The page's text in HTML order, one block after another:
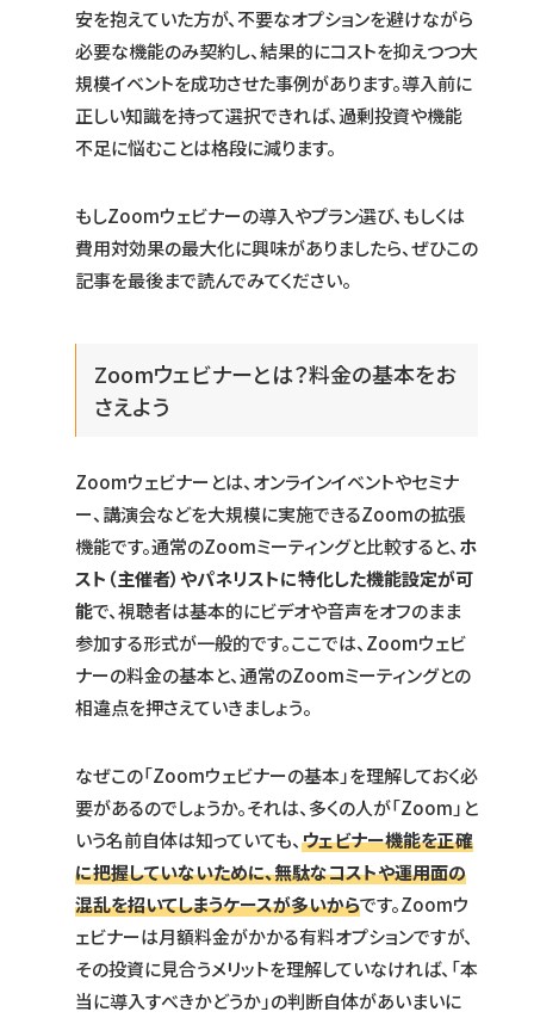
安を抱えていた方が、不要なオプションを避けながら
必要な機能のみ契約し、結果的にコストを抑えつつ大
規模イベントを成功させた事例があります。導入前に
正しい知識を持って選択できれば、過剰投資や機能
不足に悩むことは格段に減ります。
もしZoomウェビナーの導入やプラン選び、もしくは
費用対効果の最大化に興味がありましたら、ぜひこの
記事を最後まで読んでみてください。
Zoomウェビナーとは？料金の基本をお
さえよう
Zoomウェビナーとは、オンラインイベントやセミナ
ー、講演会などを大規模に実施できるZoomの拡張
機能です。通常のZoomミーティングと比較すると、ホ
スト（主催者）やパネリストに特化した機能設定が可
能で、視聴者は基本的にビデオや音声をオフのまま
参加する形式が一般的です。ここでは、Zoomウェビ
ナーの料金の基本と、通常のZoomミーティングとの
相違点を押さえていきましょう。
なぜこの「Zoomウェビナーの基本」を理解しておく必
要があるのでしょうか。それは、多くの人が「Zoom」と
いう名前自体は知っていても、ウェビナー機能を正確
に把握していないために、無駄なコストや運用面の
混乱を招いてしまうケースが多いからです。Zoomウ
ェビナーは月額料金がかかる有料オプションですが、
その投資に見合うメリットを理解していなければ、「本
当に導入すべきかどうか」の判断自体があいまいに